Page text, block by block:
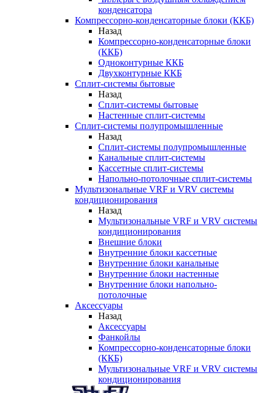
конденсатора
Компрессорно-конденсаторные блоки (ККБ)
Назад
Компрессорно-конденсаторные блоки
(ККБ)
Одноконтурные ККБ
Двухконтурные ККБ
Сплит-системы бытовые
Назад
Сплит-системы бытовые
Настенные сплит-системы
Сплит-системы полупромышленные
Назад
Сплит-системы полупромышленные
Канальные сплит-системы
Кассетные сплит-системы
Напольно-потолочные сплит-системы
Мультизональные VRF и VRV системы
кондиционирования
Назад
Мультизональные VRF и VRV системы
кондиционирования
Внешние блоки
Внутренние блоки кассетные
Внутренние блоки канальные
Внутренние блоки настенные
Внутренние блоки напольно-
потолочные
Аксессуары
Назад
Аксессуары
Фанкойлы
Компрессорно-конденсаторные блоки
(ККБ)
Мультизональные VRF и VRV системы
кондиционирования